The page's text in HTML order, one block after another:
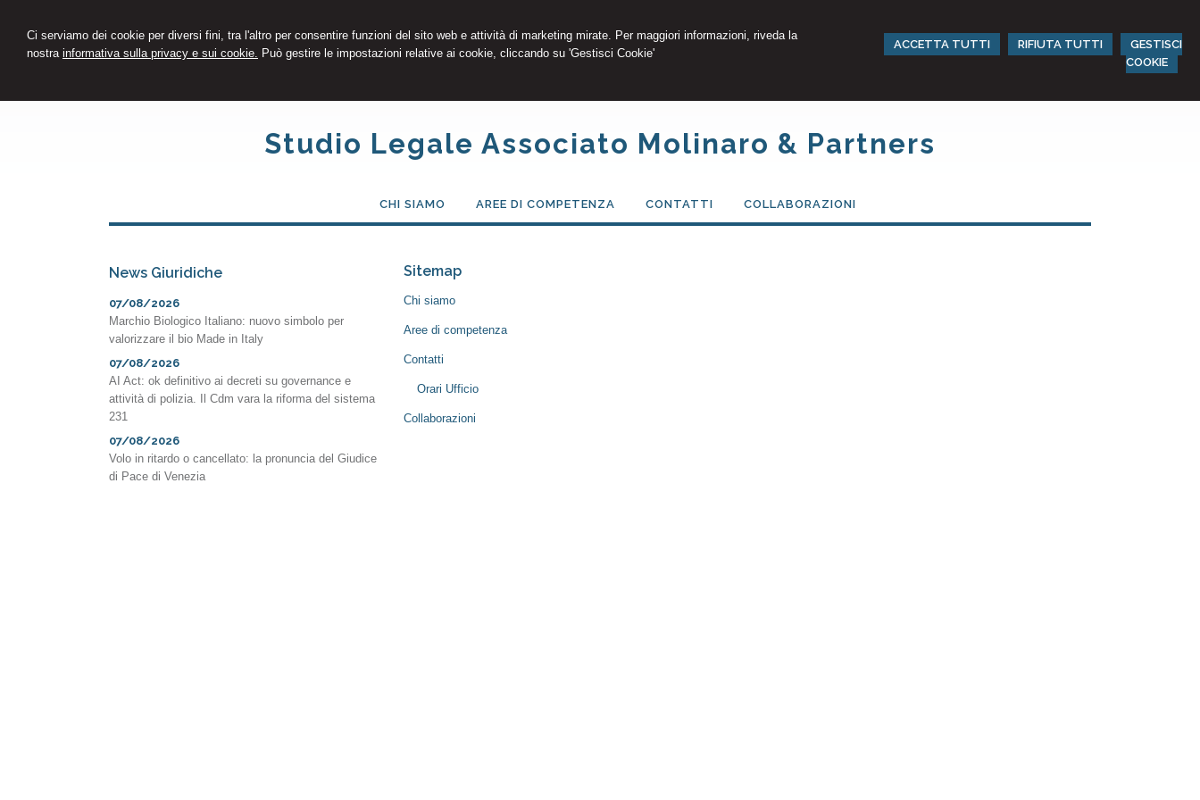
Ci serviamo dei cookie per diversi fini, tra l'altro per consentire funzioni del sito web e attività di marketing mirate. Per maggiori informazioni, riveda la
nostra informativa sulla privacy e sui cookie. Può gestire le impostazioni relative ai cookie, cliccando su 'Gestisci Cookie'
ACCETTA TUTTI RIFIUTA TUTTI
GESTISCI
COOKIE
Studio Legale Associato Molinaro & Partners
CHI SIAMO AREE DI COMPETENZA CONTATTI COLLABORAZIONI
Sitemap
Chi siamo
Aree di competenza
Contatti
Orari Ufficio
Collaborazioni
News Giuridiche
07/08/2026
Marchio Biologico Italiano: nuovo simbolo per
valorizzare il bio Made in Italy
07/08/2026
AI Act: ok definitivo ai decreti su governance e
attività di polizia. Il Cdm vara la riforma del sistema
231
07/08/2026
Volo in ritardo o cancellato: la pronuncia del Giudice
di Pace di Venezia